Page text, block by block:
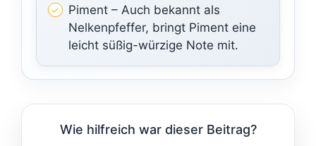
Piment – Auch bekannt als
Nelkenpfeffer, bringt Piment eine
leicht süßig-würzige Note mit.
Wie hilfreich war dieser Beitrag?